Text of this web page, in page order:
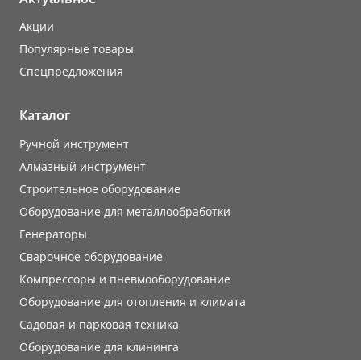
Акции
Популярные товары
Cпецпредложения
Каталог
Ручной инструмент
Алмазный инструмент
Строительное оборудование
Оборудование для металлообработки
Генераторы
Сварочное оборудование
Компрессоры и пневмооборудование
Оборудование для отопления и климата
Садовая и парковая техника
Оборудование для клининга